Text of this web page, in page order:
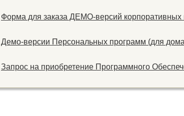
Форма для заказа ДЕМО-версий корпоративных
Демо-версии Персональных программ (для
Запрос на приобретение Программного